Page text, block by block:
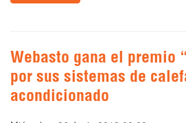
Webasto gana el premio
por sus sistemas de
acondicionado